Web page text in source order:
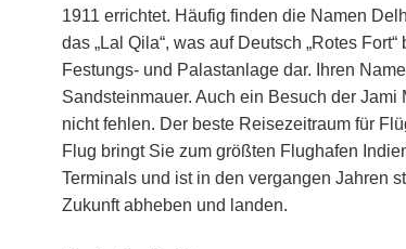
1911 errichtet. Häufig finden die Namen
das „Lal Qila“, was auf Deutsch „Rotes
Festungs- und Palastanlage dar. Ihren
Sandsteinmauer. Auch ein Besuch der
nicht fehlen. Der beste Reisezeitraum für
Flug bringt Sie zum größten Flughafen
Terminals und ist in den vergangen Jahren
Zukunft abheben und landen.